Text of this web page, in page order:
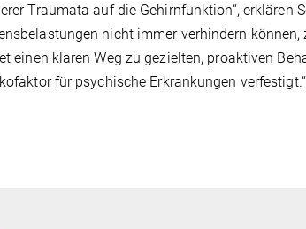
Traumata auf die Gehirnfunktion“, erklären
nicht immer verhindern
einen klaren Weg zu gezielten, proaktiven
für psychische Erkrankungen verfestigt.“